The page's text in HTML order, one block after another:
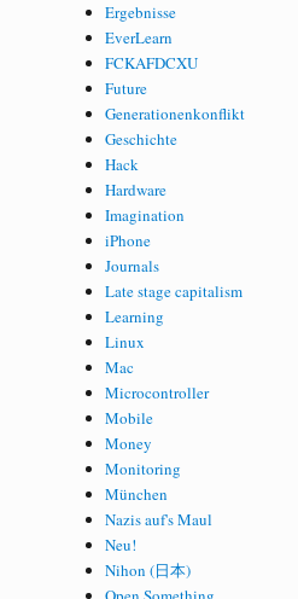
Ergebnisse
EverLearn
FCKAFDCXU
Future
Generationenkonflikt
Geschichte
Hack
Hardware
Imagination
iPhone
Journals
Late stage capitalism
Learning
Linux
Mac
Microcontroller
Mobile
Money
Monitoring
München
Nazis auf's Maul
Neu!
Nihon (日本)